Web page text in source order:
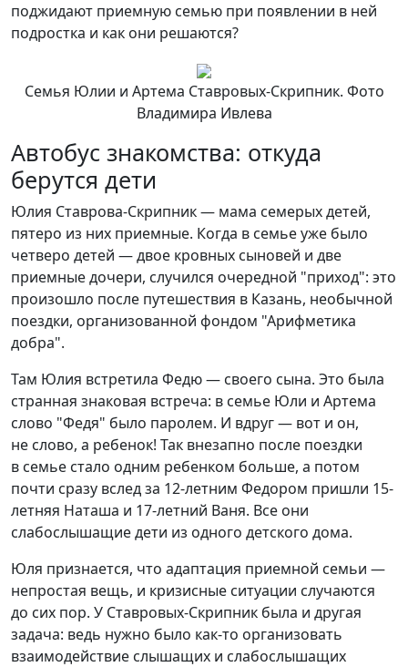
поджидают приемную семью при появлении в ней
подростка и как они решаются?
Семья Юлии и Артема Ставровых-Скрипник. Фото
Владимира Ивлева
Автобус знакомства: откуда
берутся дети
Юлия Ставрова-Скрипник — мама семерых детей,
пятеро из них приемные. Когда в семье уже было
четверо детей — двое кровных сыновей и две
приемные дочери, случился очередной "приход": это
произошло после путешествия в Казань, необычной
поездки, организованной фондом "Арифметика
добра".
Там Юлия встретила Федю — своего сына. Это была
странная знаковая встреча: в семье Юли и Артема
слово "Федя" было паролем. И вдруг — вот и он,
не слово, а ребенок! Так внезапно после поездки
в семье стало одним ребенком больше, а потом
почти сразу вслед за 12-летним Федором пришли 15-
летняя Наташа и 17-летний Ваня. Все они
слабослышащие дети из одного детского дома.
Юля признается, что адаптация приемной семьи —
непростая вещь, и кризисные ситуации случаются
до сих пор. У Ставровых-Скрипник была и другая
задача: ведь нужно было как-то организовать
взаимодействие слышащих и слабослышащих